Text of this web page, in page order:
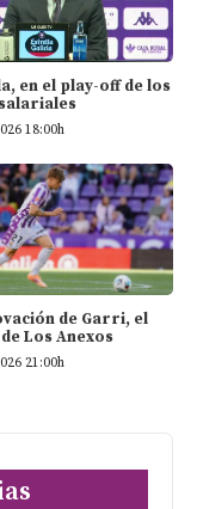
en el play-off de los
18:00h
de Garri, el
Los Anexos
21:00h